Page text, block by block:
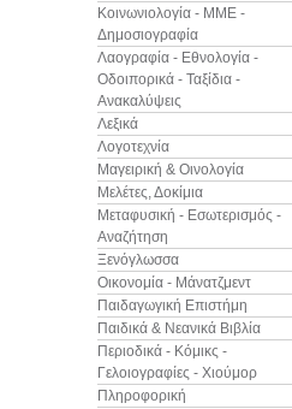
Κοινωνιολογία - ΜΜΕ -
Δημοσιογραφία
Λαογραφία - Εθνολογία -
Οδοιπορικά - Ταξίδια -
Ανακαλύψεις
Λεξικά
Λογοτεχνία
Μαγειρική & Οινολογία
Μελέτες, Δοκίμια
Μεταφυσική - Εσωτερισμός -
Αναζήτηση
Ξενόγλωσσα
Οικονομία - Μάνατζμεντ
Παιδαγωγική Επιστήμη
Παιδικά & Νεανικά Βιβλία
Περιοδικά - Κόμικς -
Γελοιογραφίες - Χιούμορ
Πληροφορική